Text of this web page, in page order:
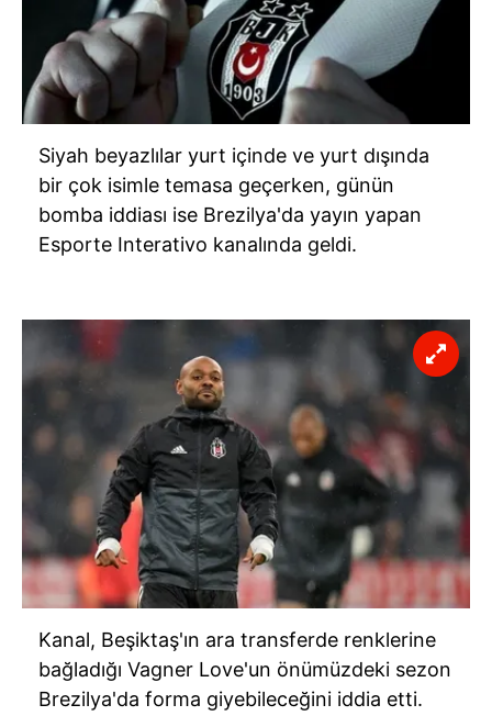
Siyah beyazlılar yurt içinde ve yurt dışında
bir çok isimle temasa geçerken, günün
bomba iddiası ise Brezilya'da yayın yapan
Esporte Interativo kanalında geldi.
Kanal, Beşiktaş'ın ara transferde renklerine
bağladığı Vagner Love'un önümüzdeki sezon
Brezilya'da forma giyebileceğini iddia etti.